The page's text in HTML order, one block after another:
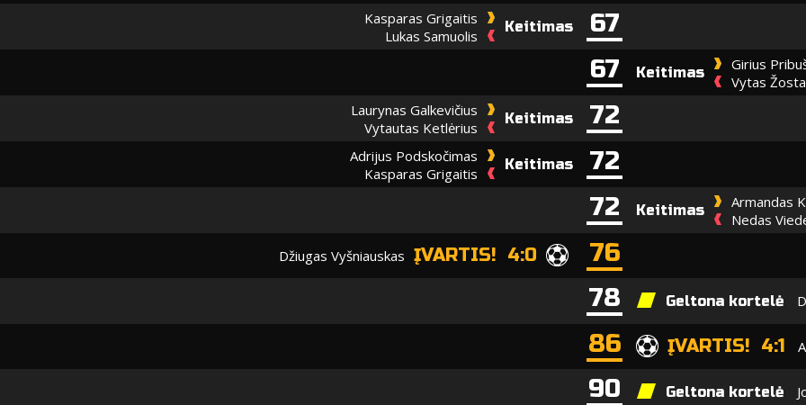
Kasparas Grigaitis
Lukas Samuolis
Keitimas
67
67
Keitimas
Girius
Vytas
Laurynas Galkevičius
Vytautas Ketlėrius
Keitimas 72
Adrijus Podskočimas
Kasparas Grigaitis
Keitimas
72
72
Keitimas
Armandas
Nedas
Džiugas Vyšniauskas ĮVARTIS! 4:0
76
78
Geltona kortelė
86 ĮVARTIS! 4:1
90 Geltona kortelė